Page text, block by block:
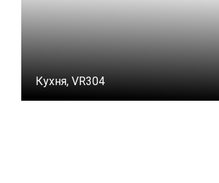
Кухня, VR304